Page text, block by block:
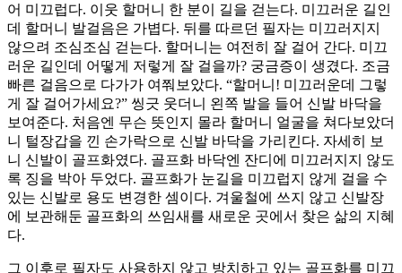
어 미끄럽다. 이웃 할머니 한 분이 길을 걷는다. 미끄러운 길인
데 할머니 발걸음은 가볍다. 뒤를 따르던 필자는 미끄러지지
않으려 조심조심 걷는다. 할머니는 여전히 잘 걸어 간다. 미끄
러운 길인데 어떻게 저렇게 잘 걸을까? 궁금증이 생겼다. 조금
빠른 걸음으로 다가가 여쭤보았다. “할머니! 미끄러운데 그렇
게 잘 걸어가세요?” 씽긋 웃더니 왼쪽 발을 들어 신발 바닥을
보여준다. 처음엔 무슨 뜻인지 몰라 할머니 얼굴을 쳐다보았더
니 털장갑을 낀 손가락으로 신발 바닥을 가리킨다. 자세히 보
니 신발이 골프화였다. 골프화 바닥엔 잔디에 미끄러지지 않도
록 징을 박아 두었다. 골프화가 눈길을 미끄럽지 않게 걸을 수
있는 신발로 용도 변경한 셈이다. 겨울철에 쓰지 않고 신발장
에 보관해둔 골프화의 쓰임새를 새로운 곳에서 찾은 삶의 지혜
다.
그 이후로 필자도 사용하지 않고 방치하고 있는 골프화를 미끄